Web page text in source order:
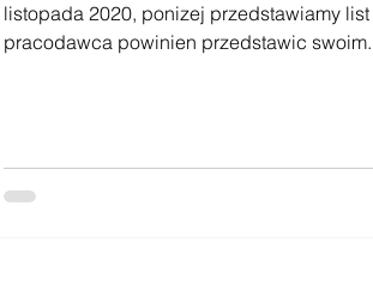
listopada 2020, ponizej przedstawiamy list
pracodawca powinien przedstawic